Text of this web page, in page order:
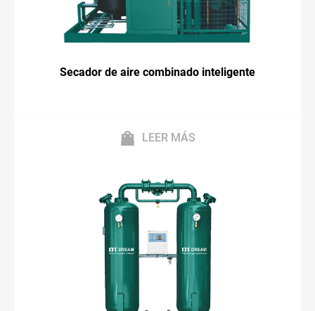
Secador de aire combinado inteligente
LEER MÁS